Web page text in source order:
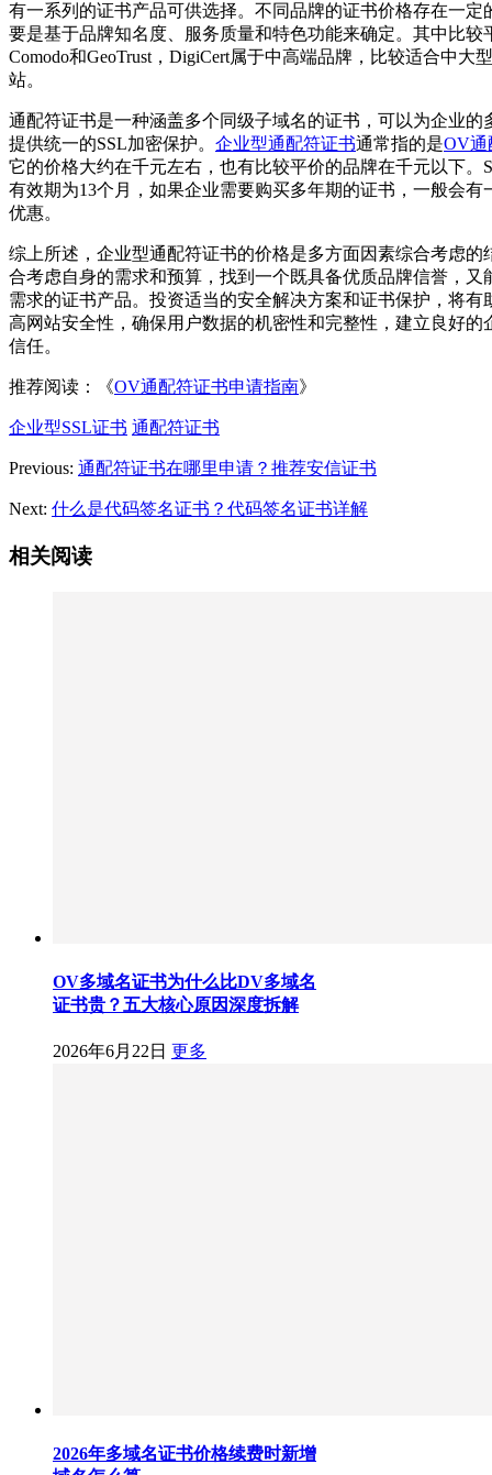
有一系列的证书产品可供选择。不同品牌的证书价格存在一定
要是基于品牌知名度、服务质量和特色功能来确定。其中比较
Comodo和GeoTrust，DigiCert属于中高端品牌，比较适合中大
站。
通配符证书是一种涵盖多个同级子域名的证书，可以为企业的
提供统一的SSL加密保护。 企业型通配符证书通常指的是OV通
它的价格大约在千元左右，也有比较平价的品牌在千元以下。
有效期为13个月，如果企业需要购买多年期的证书，一般会有
优惠。
综上所述，企业型通配符证书的价格是多方面因素综合考虑的
合考虑自身的需求和预算，找到一个既具备优质品牌信誉，又
需求的证书产品。投资适当的安全解决方案和证书保护，将有
高网站安全性，确保用户数据的机密性和完整性，建立良好的
信任。
推荐阅读：《OV通配符证书申请指南》
企业型SSL证书 通配符证书
Previous: 通配符证书在哪里申请？推荐安信证书
Next: 什么是代码签名证书？代码签名证书详解
相关阅读
OV多域名证书为什么比DV多域名
证书贵？五大核心原因深度拆解
2026年6月22日 更多
2026年多域名证书价格续费时新增